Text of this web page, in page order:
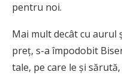
pentru noi.
Mai mult decât cu aurul
preţ, s-a împodobit
tale, pe care le şi